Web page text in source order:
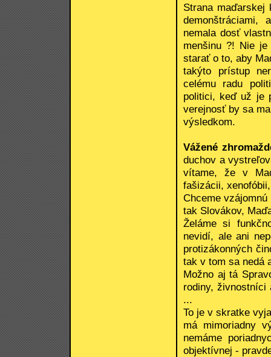
Strana
demonštráciami,
nemala dosť
menšinu ?! Nie
starať o to, aby
takýto prístup
celému radu
politici, keď už je
verejnosť by sa
výsledkom.
Vážené
duchov a
vítame, že v
fašizácii,
Chceme
tak Slovákov,
Želáme si
nevidí, ale ani
protizákonných
tak v tom sa nedá
Možno aj tá
rodiny,
...
To je v skratke
má mimoriadny
nemáme
objektívnej -